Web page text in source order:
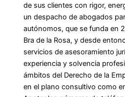
de sus clientes con rigor,
un despacho de abogados
autónomos, que se funda en
Bra de la Rosa, y desde
servicios de asesoramiento
experiencia y solvencia
ámbitos del Derecho de la
en el plano consultivo como